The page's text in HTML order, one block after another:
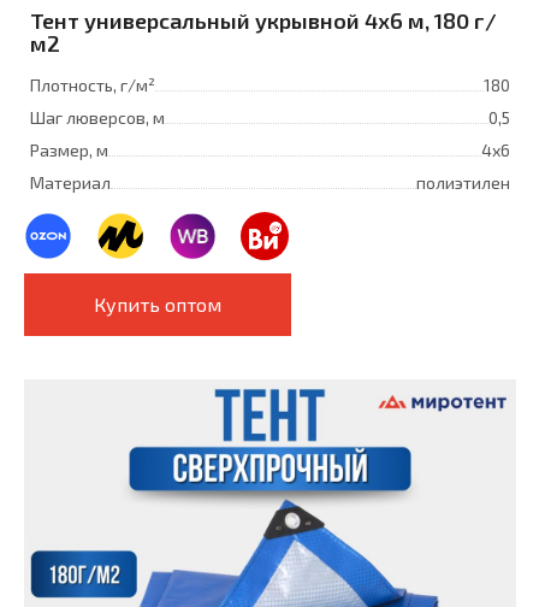
Тент универсальный укрывной 4x6 м, 180 г/
м2
Плотность, г/м²
180
Шаг люверсов, м
0,5
Размер, м
4х6
Материал
полиэтилен
Купить оптом